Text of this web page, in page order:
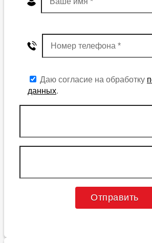
Даю согласие на обработку
данных.